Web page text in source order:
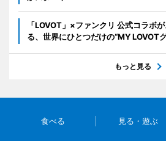
「LOVOT」×ファンクリ 公式コラボ
る、世界にひとつだけの“MY LOVOT
もっと見る
食べる 見る・遊ぶ